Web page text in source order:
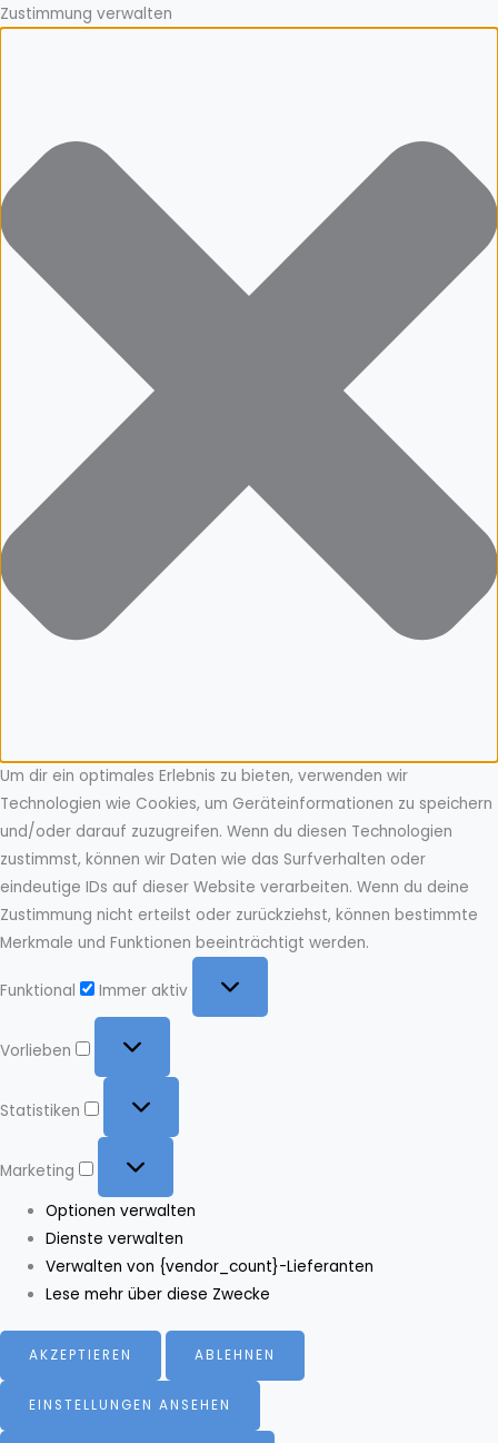
Zustimmung verwalten
Um dir ein optimales Erlebnis zu bieten, verwenden wir
Technologien wie Cookies, um Geräteinformationen zu speichern
und/oder darauf zuzugreifen. Wenn du diesen Technologien
zustimmst, können wir Daten wie das Surfverhalten oder
eindeutige IDs auf dieser Website verarbeiten. Wenn du deine
Zustimmung nicht erteilst oder zurückziehst, können bestimmte
Merkmale und Funktionen beeinträchtigt werden.
Funktional
Immer aktiv
Vorlieben
Statistiken
Marketing
Optionen verwalten
Dienste verwalten
Verwalten von {vendor_count}-Lieferanten
Lese mehr über diese Zwecke
AKZEPTIEREN ABLEHNEN
EINSTELLUNGEN ANSEHEN